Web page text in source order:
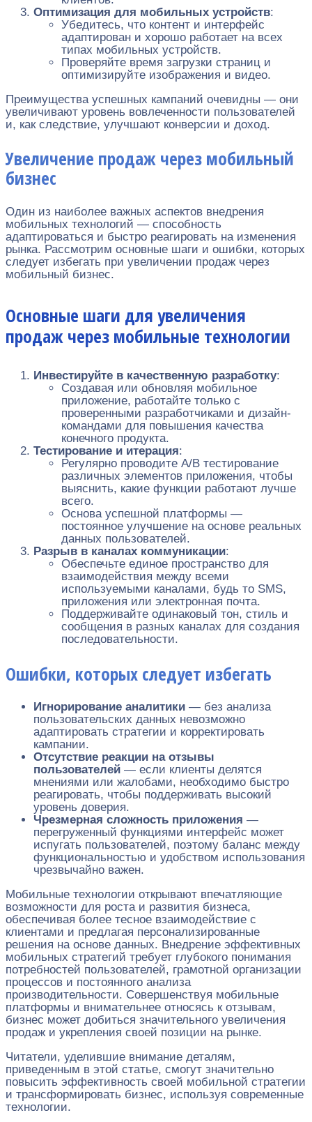
Оптимизация для мобильных устройств:
Убедитесь, что контент и интерфейс
адаптирован и хорошо работает на всех
типах мобильных устройств.
Проверяйте время загрузки страниц и
оптимизируйте изображения и видео.
Преимущества успешных кампаний очевидны — они
увеличивают уровень вовлеченности пользователей
и, как следствие, улучшают конверсии и доход.
Увеличение продаж через мобильный
бизнес
Один из наиболее важных аспектов внедрения
мобильных технологий — способность
адаптироваться и быстро реагировать на изменения
рынка. Рассмотрим основные шаги и ошибки, которых
следует избегать при увеличении продаж через
мобильный бизнес.
Основные шаги для увеличения
продаж через мобильные технологии
Инвестируйте в качественную разработку:
Создавая или обновляя мобильное
приложение, работайте только с
проверенными разработчиками и дизайн-
командами для повышения качества
конечного продукта.
Тестирование и итерация:
Регулярно проводите A/B тестирование
различных элементов приложения, чтобы
выяснить, какие функции работают лучше
всего.
Основа успешной платформы —
постоянное улучшение на основе реальных
данных пользователей.
Разрыв в каналах коммуникации:
Обеспечьте единое пространство для
взаимодействия между всеми
используемыми каналами, будь то SMS,
приложения или электронная почта.
Поддерживайте одинаковый тон, стиль и
сообщения в разных каналах для создания
последовательности.
Ошибки, которых следует избегать
Игнорирование аналитики — без анализа
пользовательских данных невозможно
адаптировать стратегии и корректировать
кампании.
Отсутствие реакции на отзывы
пользователей — если клиенты делятся
мнениями или жалобами, необходимо быстро
реагировать, чтобы поддерживать высокий
уровень доверия.
Чрезмерная сложность приложения —
перегруженный функциями интерфейс может
испугать пользователей, поэтому баланс между
функциональностью и удобством использования
чрезвычайно важен.
Мобильные технологии открывают впечатляющие
возможности для роста и развития бизнеса,
обеспечивая более тесное взаимодействие с
клиентами и предлагая персонализированные
решения на основе данных. Внедрение эффективных
мобильных стратегий требует глубокого понимания
потребностей пользователей, грамотной организации
процессов и постоянного анализа
производительности. Совершенствуя мобильные
платформы и внимательнее относясь к отзывам,
бизнес может добиться значительного увеличения
продаж и укрепления своей позиции на рынке.
Читатели, уделившие внимание деталям,
приведенным в этой статье, смогут значительно
повысить эффективность своей мобильной стратегии
и трансформировать бизнес, используя современные
технологии.